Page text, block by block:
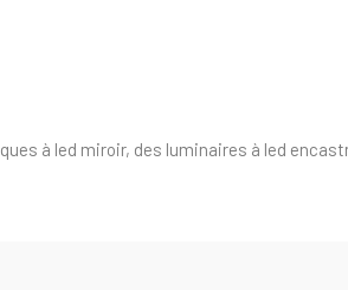
à led miroir, des luminaires à led